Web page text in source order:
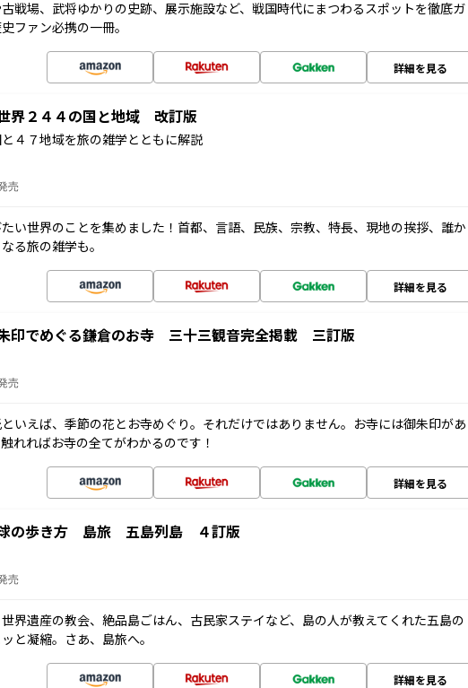
戦場、武将ゆかりの史跡、展示施設など、戦国時代にまつわるスポットを徹底ガ
ファン必携の一冊。
詳細を見る
界２４４の国と地域 改訂版
４７地域を旅の雑学とともに解説
売
い世界のことを集めました！首都、言語、民族、宗教、特長、現地の挨拶、誰か
る旅の雑学も。
詳細を見る
印でめぐる鎌倉のお寺 三十三観音完全掲載 三訂版
売
いえば、季節の花とお寺めぐり。それだけではありません。お寺には御朱印があ
れればお寺の全てがわかるのです！
詳細を見る
の歩き方 島旅 五島列島 ４訂版
売
界遺産の教会、絶品島ごはん、古民家ステイなど、島の人が教えてくれた五島の
と凝縮。さあ、島旅へ。
詳細を見る